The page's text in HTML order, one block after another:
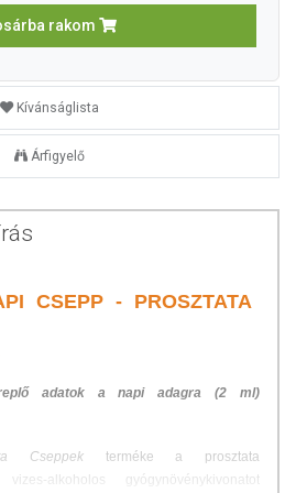
rakom
Kívánságlista
Árfigyelő
CSEPP - PROSZTATA
adatok a napi adagra (2 ml)
Cseppek terméke a prosztata
alkoholos gyógynövénykivonatot